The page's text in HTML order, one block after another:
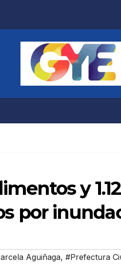
y
por
Aguiñaga, #Prefectura